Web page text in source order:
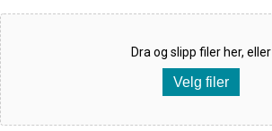
Dra og slipp filer her, eller
Velg filer